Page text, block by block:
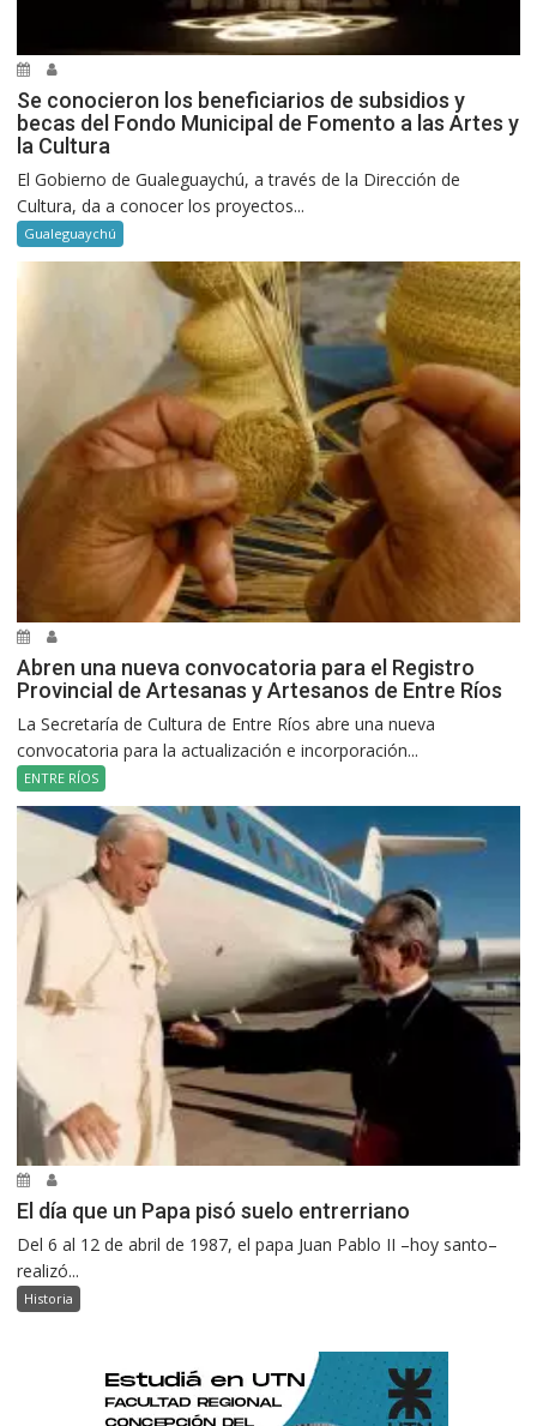
Se conocieron los beneficiarios de subsidios y
becas del Fondo Municipal de Fomento a las Artes y
la Cultura
El Gobierno de Gualeguaychú, a través de la Dirección de
Cultura, da a conocer los proyectos...
Gualeguaychú
Abren una nueva convocatoria para el Registro
Provincial de Artesanas y Artesanos de Entre Ríos
La Secretaría de Cultura de Entre Ríos abre una nueva
convocatoria para la actualización e incorporación...
ENTRE RÍOS
El día que un Papa pisó suelo entrerriano
Del 6 al 12 de abril de 1987, el papa Juan Pablo II –hoy santo–
realizó...
Historia